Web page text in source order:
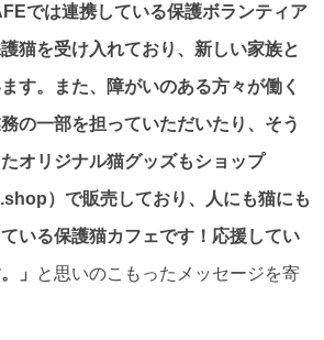
では連携している保護ボランティア
猫を受け入れており、新しい家族と
す。また、障がいのある方々が働く
の一部を担っていただいたり、そう
オリジナル猫グッズもショップ
）で販売しており、人にも猫にも
いる保護猫カフェです！応援してい
」
と思いのこもったメッセージを寄